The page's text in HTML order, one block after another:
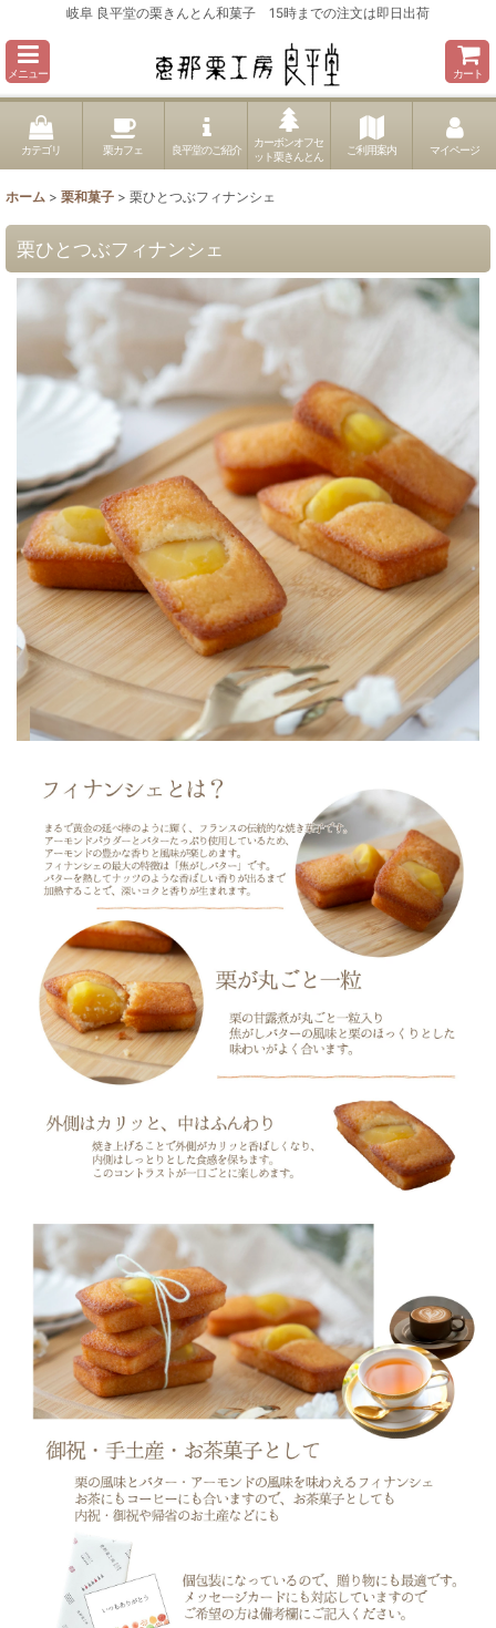
岐阜 良平堂の栗きんとん和菓子 15時までの注文は即日出荷
メニュー カート
カテゴリ 栗カフェ 良平堂のご紹介
カーボンオフセ
ット栗きんとん
ご利用案内 マイページ
ホーム > 栗和菓子 > 栗ひとつぶフィナンシェ
栗ひとつぶフィナンシェ